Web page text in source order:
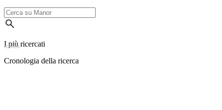
I più ricercati
Cronologia della ricerca